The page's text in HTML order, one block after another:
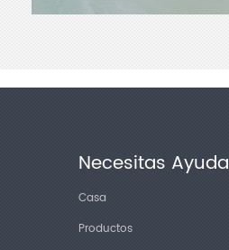
Necesitas Ayuda
Casa
Productos